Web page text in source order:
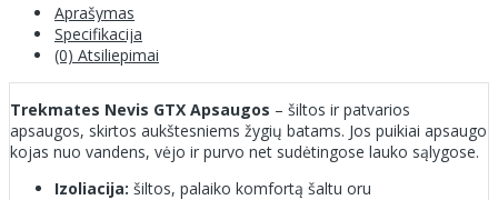
Aprašymas
Specifikacija
(0) Atsiliepimai
Trekmates Nevis GTX Apsaugos – šiltos ir patvarios
apsaugos, skirtos aukštesniems žygių batams. Jos puikiai apsaugo
kojas nuo vandens, vėjo ir purvo net sudėtingose lauko sąlygose.
Izoliacija: šiltos, palaiko komfortą šaltu oru